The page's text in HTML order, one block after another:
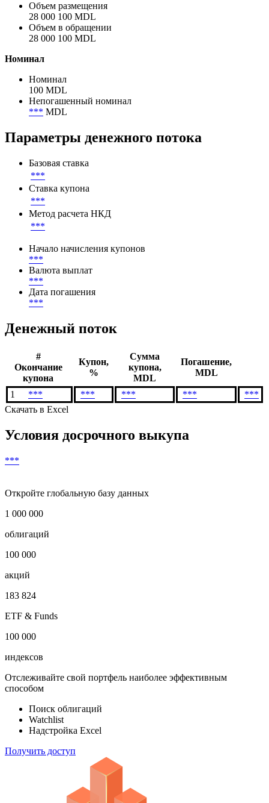
Объем размещения
28 000 100 MDL
Объем в обращении
28 000 100 MDL
Номинал
Номинал
100 MDL
Непогашенный номинал
*** MDL
Параметры денежного потока
Базовая ставка
***
Ставка купона
***
Метод расчета НКД
***
Начало начисления купонов
***
Валюта выплат
***
Дата погашения
***
Денежный поток
#
Окончание
купона
Купон,
%
Сумма
купона,
MDL
Погашение,
MDL
1 *** *** *** ***
***
Скачать в Excel
Условия досрочного выкупа
***
Откройте глобальную базу данных
1 000 000
облигаций
100 000
акций
183 824
ETF & Funds
100 000
индексов
Отслеживайте свой портфель наиболее эффективным
способом
Поиск облигаций
Watchlist
Надстройка Excel
Получить доступ